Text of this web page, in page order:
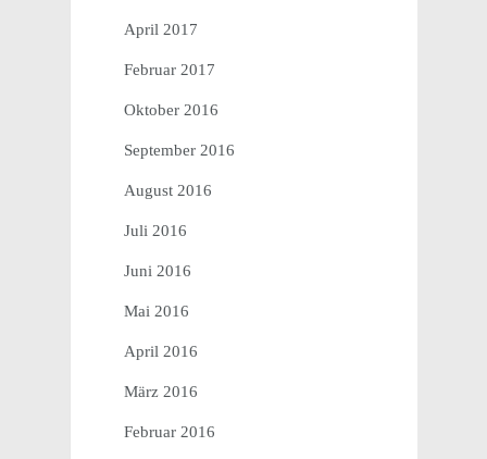
April 2017
Februar 2017
Oktober 2016
September 2016
August 2016
Juli 2016
Juni 2016
Mai 2016
April 2016
März 2016
Februar 2016